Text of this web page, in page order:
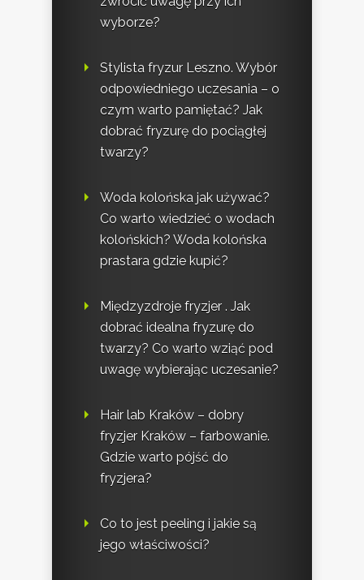
wyborze?
Stylista fryzur Leszno. Wybór
odpowiedniego uczesania – o
czym warto pamiętać? Jak
dobrać fryzurę do pociągłej
twarzy?
Woda kolońska jak używać?
Co warto wiedzieć o wodach
kolońskich? Woda kolońska
prastara gdzie kupić?
Międzyzdroje fryzjer . Jak
dobrać idealna fryzurę do
twarzy? Co warto wziąć pod
uwagę wybierając uczesanie?
Hair lab Kraków – dobry
fryzjer Kraków – farbowanie.
Gdzie warto pójść do
fryzjera?
Co to jest peeling i jakie są
jego właściwości?